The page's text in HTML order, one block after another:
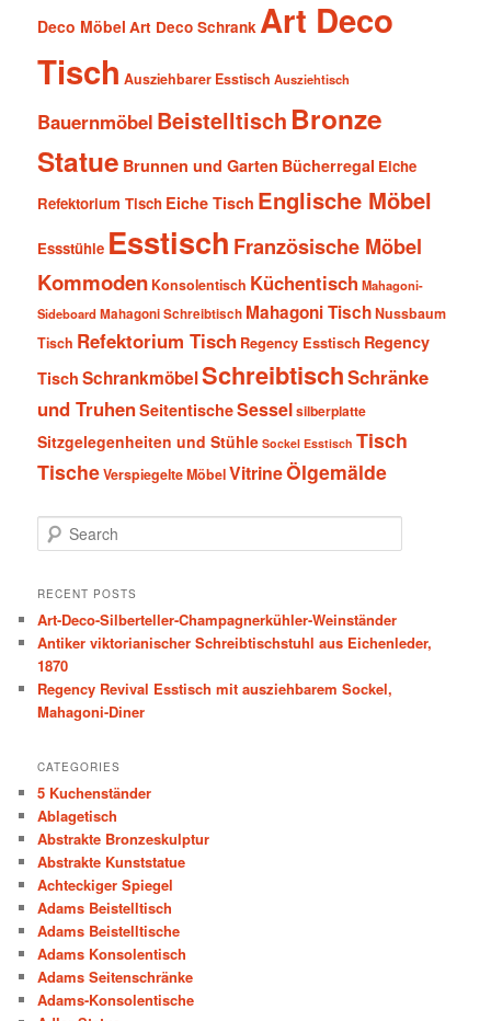
Deco Möbel Art Deco Schrank Art Deco
Tisch Ausziehbarer Esstisch Ausziehtisch
Bauernmöbel Beistelltisch Bronze
Statue Brunnen und Garten Bücherregal Eiche
Refektorium Tisch Eiche Tisch Englische Möbel
Essstühle Esstisch Französische Möbel
Kommoden Konsolentisch Küchentisch Mahagoni-
SideboardMahagoni Schreibtisch Mahagoni TischNussbaum
Tisch Refektorium Tisch Regency Esstisch Regency
Tisch SchrankmöbelSchreibtischSchränke
und TruhenSeitentischeSesselsilberplatte
Sitzgelegenheiten und Stühle Sockel Esstisch Tisch
TischeVerspiegelte MöbelVitrineÖlgemälde
e
r
h
RECENT POSTS
Art-Deco-Silberteller-Champagnerkühler-Weinständer
Antiker viktorianischer Schreibtischstuhl aus Eichenleder,
1870
Regency Revival Esstisch mit ausziehbarem Sockel,
Mahagoni-Diner
CATEGORIES
5 Kuchenständer
Ablagetisch
Abstrakte Bronzeskulptur
Abstrakte Kunststatue
Achteckiger Spiegel
Adams Beistelltisch
Adams Beistelltische
Adams Konsolentisch
Adams Seitenschränke
Adams-Konsolentische